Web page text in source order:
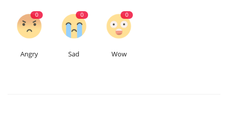
0
Angry
0
Sad
0
Wow